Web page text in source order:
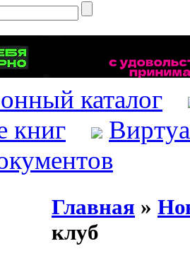
каталог
книг
Главная »
клуб